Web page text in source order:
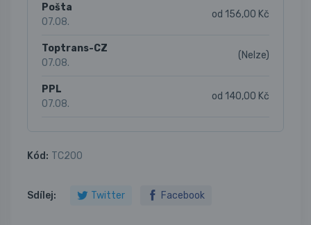
Pošta
07.08.
od 156,00 Kč
Toptrans-CZ
07.08.
(Nelze)
PPL
07.08.
od 140,00 Kč
Kód: TC200
Sdílej: Twitter Facebook